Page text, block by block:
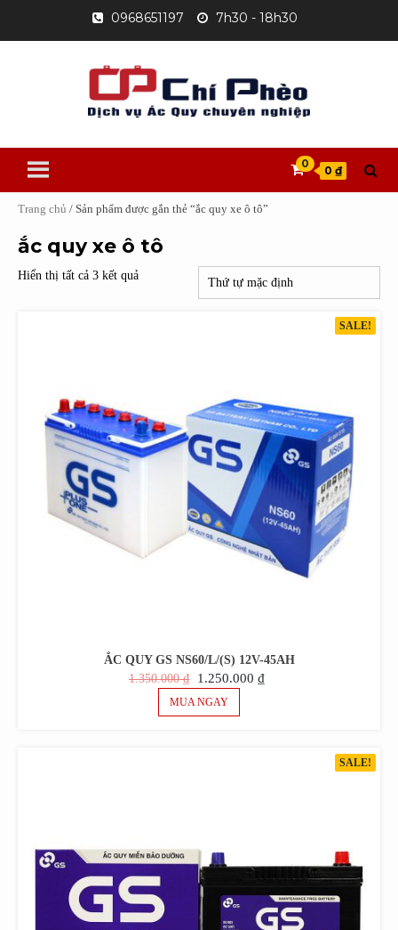
content
0968651197 7h30 - 18h30
0
0 ₫
Trang chủ / Sản phẩm được gắn thẻ “ắc quy xe ô tô”
ắc quy xe ô tô
Hiển thị tất cả 3 kết quả
SALE!
ẮC QUY GS NS60/L/(S) 12V-45AH
1.350.000₫
GIÁ
GỐC
LÀ:
1.250.000 ₫
1.250.000 ₫.
MUA NGAY
SALE!